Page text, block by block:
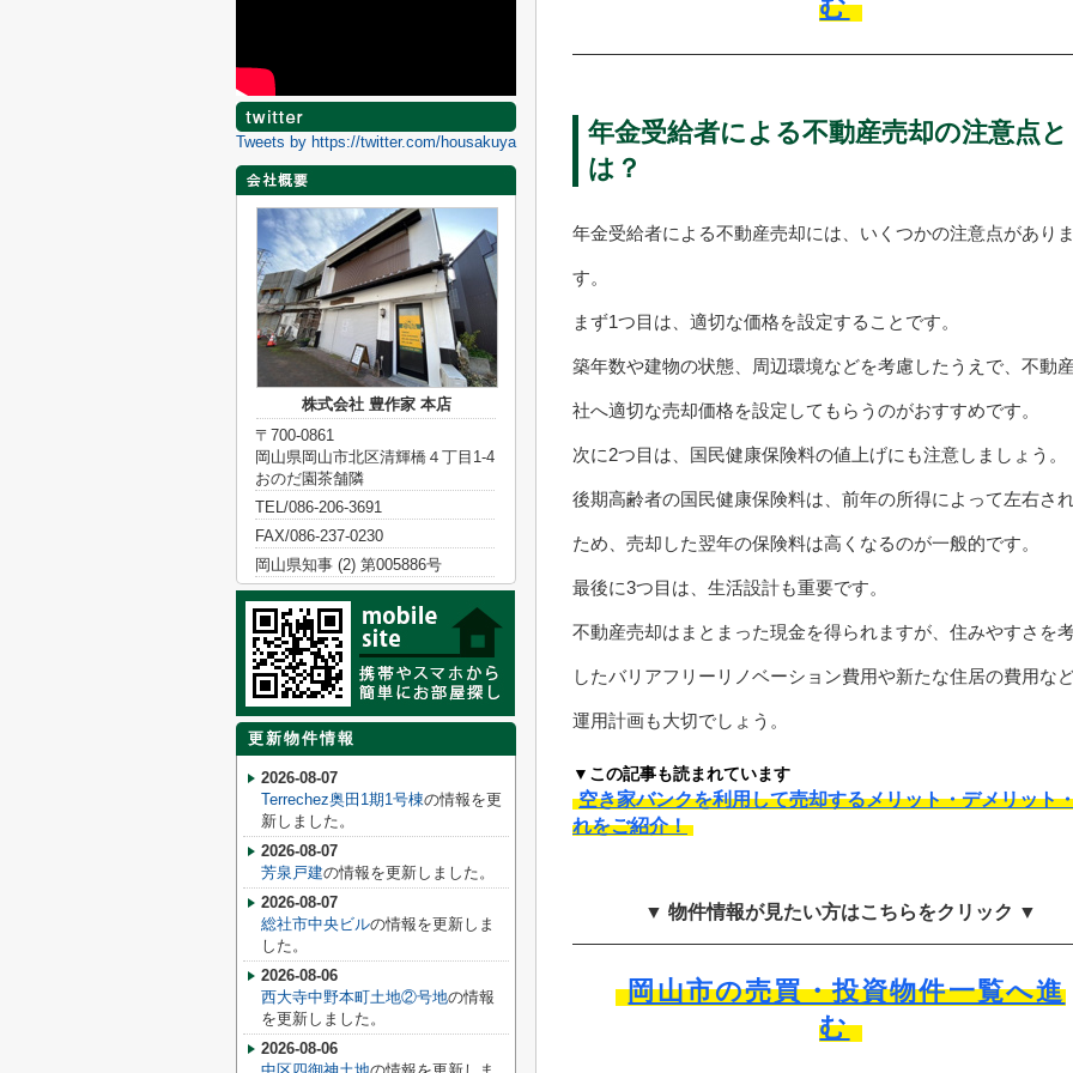
む
年金受給者による不動産売却の注意点と
は？
年金受給者による不動産売却には、いくつかの注意点がありま
す。
まず1つ目は、適切な価格を設定することです。
築年数や建物の状態、周辺環境などを考慮したうえで、不動
社へ適切な売却価格を設定してもらうのがおすすめです。
次に2つ目は、国民健康保険料の値上げにも注意しましょう。
後期高齢者の国民健康保険料は、前年の所得によって左右さ
ため、売却した翌年の保険料は高くなるのが一般的です。
最後に3つ目は、生活設計も重要です。
不動産売却はまとまった現金を得られますが、住みやすさを
したバリアフリーリノベーション費用や新たな住居の費用など
運用計画も大切でしょう。
▼この記事も読まれています
空き家バンクを利用して売却するメリット・デメリット
れをご紹介！
▼ 物件情報が見たい方はこちらをクリック ▼
岡山市の売買・投資物件一覧へ進
む
Tweets by https://twitter.com/housakuya
株式会社 豊作家 本店
〒700-0861
岡山県岡山市北区清輝橋４丁目1-4
おのだ園茶舗隣
TEL/086-206-3691
FAX/086-237-0230
岡山県知事 (2) 第005886号
更新物件情報
2026-08-07
Terrechez奥田1期1号棟の情報を更
新しました。
2026-08-07
芳泉戸建の情報を更新しました。
2026-08-07
総社市中央ビルの情報を更新しま
した。
2026-08-06
西大寺中野本町土地②号地の情報
を更新しました。
2026-08-06